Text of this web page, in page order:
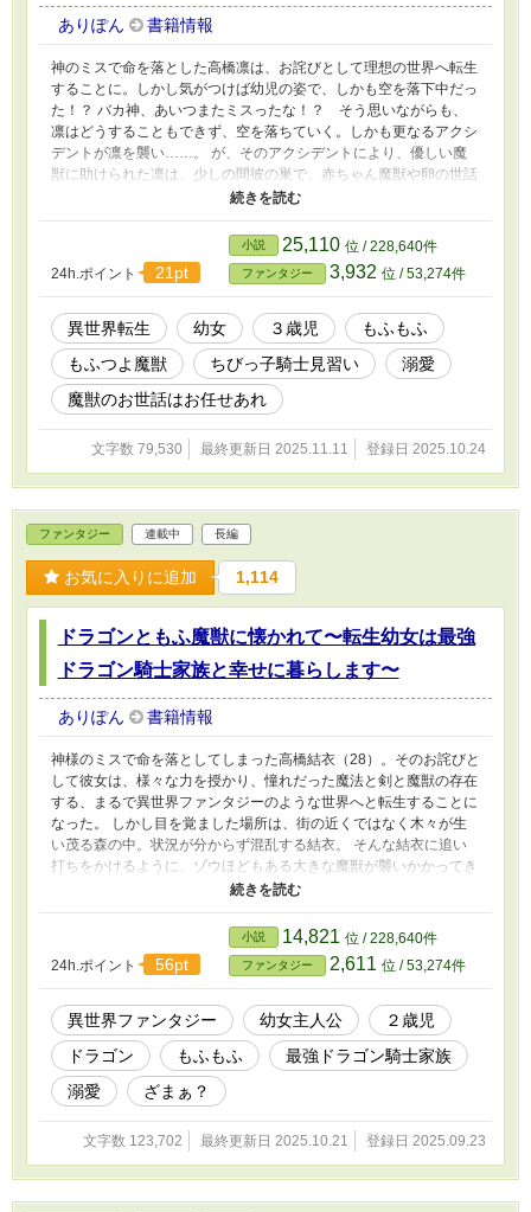
ありぽん 書籍情報
神のミスで命を落とした高橋凛は、お詫びとして理想の世界へ転生
することに。しかし気がつけば幼児の姿で、しかも空を落下中だっ
た！？ バカ神、あいつまたミスったな！？ そう思いながらも、
凛はどうすることもできず、空を落ちていく。しかも更なるアクシ
デントが凛を襲い……。 が、そのアクシデントにより、優しい魔
獣に助けられた凛は、少しの間彼の巣で、赤ちゃん魔獣や卵の世話
を教わりながら過ごすことに。 やがてその魔獣を通じて侯爵家に
迎え入れられると、前世での動物飼育の知識や新たに得た知識、そ
して凛だけが使える特別な力を活かして、魔獣たちの世話を始める
のだった。 しかし魔獣たちの世話をする中で、時には悪人や悪魔
獣と対峙することもあったため、凛は、『魔獣たちは私が守
る！！』と決意。入団はできないものの、仮のちびっ子見習い騎士
としても頑張り始める。 これは、凛と魔獣たちが織りなす、ほん
わかだけど時々ドタバタな、癒しとお世話の物語。
24h.ポイント 21pt
小説 25,110 位 / 228,640件
ファンタジー 3,932 位 / 53,274件
異世界転生 幼女 ３歳児
もふもふ
もふつよ魔獣
ちびっ子騎士見習い
溺愛
魔獣のお世話はお任せあれ
文字数 79,530 最終更新日 2025.11.11 登録日 2025.10.24
ファンタジー 連載中 長編
お気に入りに追加 1,114
ドラゴンともふ魔獣に懐かれて〜転生幼女は最強
ドラゴン騎士家族と幸せに暮らします〜
ありぽん 書籍情報
神様のミスで命を落としてしまった高橋結衣（28）。そのお詫びと
して彼女は、様々な力を授かり、憧れだった魔法と剣と魔獣の存在
する、まるで異世界ファンタジーのような世界へと転生することに
なった。 しかし目を覚ました場所は、街の近くではなく木々が生
い茂る森の中。状況が分からず混乱する結衣。 そんな結衣に追い
打ちをかけるように、ゾウほどもある大きな魔獣が襲いかかってき
て。さらにドラゴンまで現れ、魔獣と激突。数分後、勝利したドラ
すのか。そう思った結衣。しかし結衣を待っていたのは、思いもよ
らぬ展開だった。 「なぜ幼児がここに？ ここは危険だ。安全な
俺たちの巣まで連れて行こう」 まさかのドラゴンによる救出。さ
らにその縁から、結衣は最強と謳われるドラゴン騎士の家族に迎え
入れられることに。 やがて結衣は、神から授かった力と自らの知
識を駆使し、戦う上の兄や姉を支え、頭脳派の兄の仕事を手伝い。
可憐で優しい姉をいじめる連中には、姉の代わりに子ドラゴンやも
ふ強魔獣と共にざまぁをするようになって？ これは神様の度重な
るミスによって、幼児として転生させられてしまった結衣が、ドラ
ゴンやもふ強魔獣に懐かれ、最強のドラゴン騎士家族と共に、異世
界で幸せいっぱいに暮らす物語。
24h.ポイント 56pt
小説 14,821 位 / 228,640件
ファンタジー 2,611 位 / 53,274件
異世界ファンタジー 幼女主人公
２歳児
ドラゴン
もふもふ
最強ドラゴン騎士家族
溺愛
ざまぁ？
文字数 123,702 最終更新日 2025.10.21 登録日 2025.09.23